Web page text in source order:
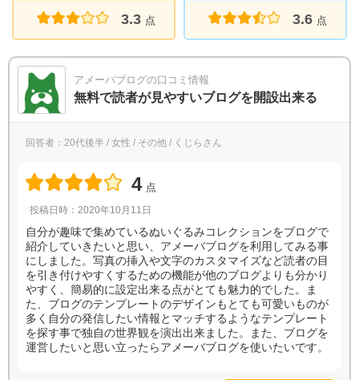
3.3 点 3.6 点
アメーバブログの口コミ情報
無料で読者が見やすいブログを開設出来る
回答者：20代後半 / 女性 / その他 / くじらさん
4 点
投稿日時：2020年10月11日
自分が趣味で集めているぬいぐるみコレクションをブログで
紹介していきたいと思い、アメーバブログを利用してみる事
にしました。写真の挿入や文字のカスタマイズなど読者の目
を引き付けやすくするための機能が他のブログよりも分かり
やすく、簡易的に設定出来る点がとても魅力的でした。ま
た、ブログのテンプレートのデザインもとても可愛いものが
多く自分の発信したい情報とマッチするようなテンプレート
を探す事で独自の世界観を演出出来ました。また、ブログを
運営したいと思い立ったらアメーバブログを使いたいです。